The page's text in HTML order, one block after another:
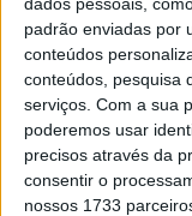
padrão enviadas por
conteúdos
conteúdos, pesquisa
serviços. Com a sua
poderemos usar
precisos através da
consentir o
nossos 1733
importantes
modalidades.
O presidente do
Costa, relembrou
estatuto de
pelos estudantes